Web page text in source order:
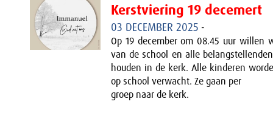
Kerstviering 19 decemert
03 DECEMBER 2025 -
Op 19 december om 08.45 uur willen
van de school en alle
houden in de kerk. Alle kinderen
op school verwacht. Ze gaan per
groep naar de kerk.